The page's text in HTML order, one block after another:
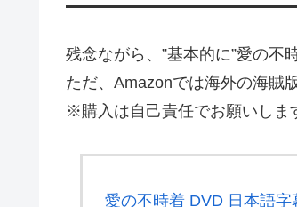
残念ながら、”基本的に”愛の不
ただ、Amazonでは海外の海賊
※購入は自己責任でお願いしま
愛の不時着 DVD 日本語字